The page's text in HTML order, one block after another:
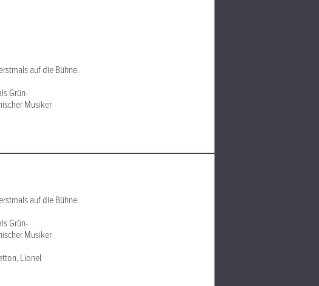
auf die Bühne.
Grün-
Musiker
auf die Bühne.
Grün-
Musiker
Lionel